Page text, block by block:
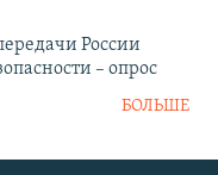
России
– опрос
БОЛЬШЕ